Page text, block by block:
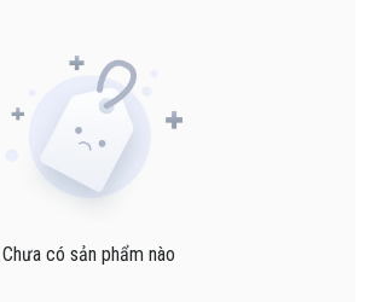
Chưa có sản phẩm nào